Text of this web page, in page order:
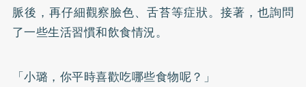
脈後，再仔細觀察臉色、舌苔等症狀。接著，也詢問
了一些生活習慣和飲食情況。
「小璐，你平時喜歡吃哪些食物呢？」